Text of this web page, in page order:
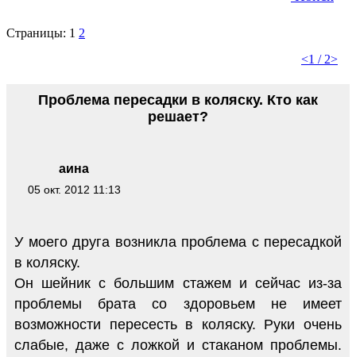
Страницы: 1 2
<1 / 2>
аина
05 окт. 2012 11:13
Проблема пересадки в коляску. Кто как
решает?
У моего друга возникла проблема с пересадкой
в коляску.
Он шейник с большим стажем и сейчас из-за
проблемы брата со здоровьем не имеет
возможности пересесть в коляску. Руки очень
слабые, даже с ложкой и стаканом проблемы.